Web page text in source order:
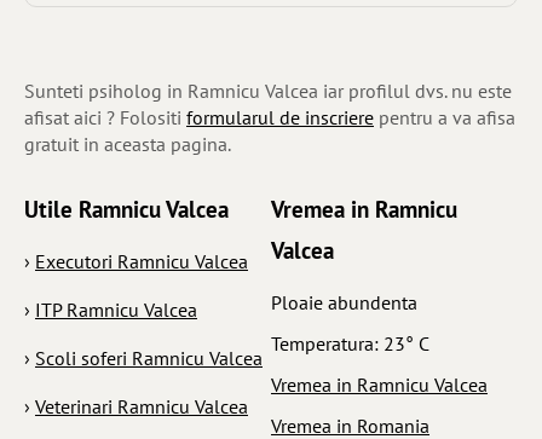
Sunteti psiholog in Ramnicu Valcea iar profilul dvs. nu este
afisat aici ? Folositi formularul de inscriere pentru a va afisa
gratuit in aceasta pagina.
Utile Ramnicu Valcea
› Executori Ramnicu Valcea
› ITP Ramnicu Valcea
› Scoli soferi Ramnicu Valcea
› Veterinari Ramnicu Valcea
Vremea in Ramnicu
Valcea
Ploaie abundenta
Temperatura: 23° C
Vremea in Ramnicu Valcea
Vremea in Romania